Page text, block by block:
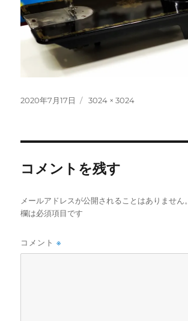
投
2020年7月17日
フ
3024 × 3024
コメントを残す
メールアドレスが公開されることはありません。
欄は必須項目です
コメント※